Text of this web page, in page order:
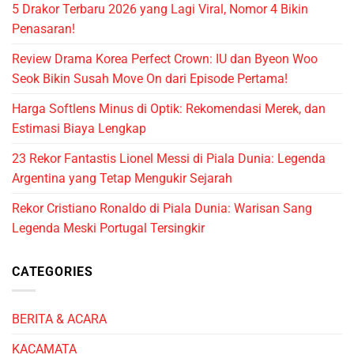
5 Drakor Terbaru 2026 yang Lagi Viral, Nomor 4 Bikin
Penasaran!
Review Drama Korea Perfect Crown: IU dan Byeon Woo
Seok Bikin Susah Move On dari Episode Pertama!
Harga Softlens Minus di Optik: Rekomendasi Merek, dan
Estimasi Biaya Lengkap
23 Rekor Fantastis Lionel Messi di Piala Dunia: Legenda
Argentina yang Tetap Mengukir Sejarah
Rekor Cristiano Ronaldo di Piala Dunia: Warisan Sang
Legenda Meski Portugal Tersingkir
CATEGORIES
BERITA & ACARA
KACAMATA